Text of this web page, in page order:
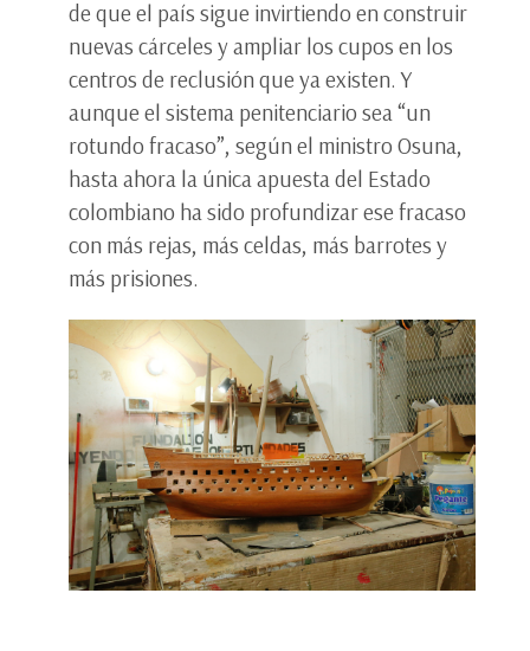
de que el país sigue invirtiendo en construir
nuevas cárceles y ampliar los cupos en los
centros de reclusión que ya existen. Y
aunque el sistema penitenciario sea “un
rotundo fracaso”, según el ministro Osuna,
hasta ahora la única apuesta del Estado
colombiano ha sido profundizar ese fracaso
con más rejas, más celdas, más barrotes y
más prisiones.